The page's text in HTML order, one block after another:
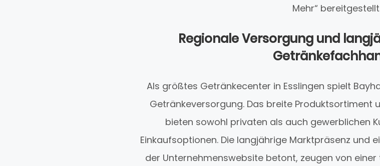
Mehr“
Regionale Versorgung und
Als größtes Getränkecenter in Esslingen spielt
Getränkeversorgung. Das breite Produktsortiment
bieten sowohl privaten als auch gewerblichen
Einkaufsoptionen. Die langjährige Marktpräsenz und
der Unternehmenswebsite betont, zeugen von